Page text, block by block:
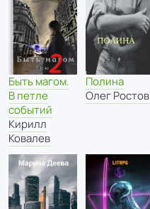
Быть магом.
В петле
событий
Кирилл
Ковалев
Полина
Олег Ростов